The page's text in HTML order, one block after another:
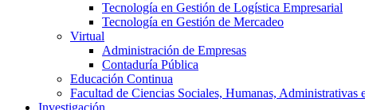
Tecnología en Gestión de Logística Empresarial
Tecnología en Gestión de Mercadeo
Virtual
Administración de Empresas
Contaduría Pública
Educación Continua
Facultad de Ciencias Sociales, Humanas, Administrativas
Investigación